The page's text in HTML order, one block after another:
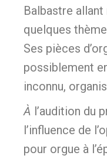
Balbastre allant
quelques
Ses pièces
possiblement
inconnu,
À l’audition du
l’influence de
pour orgue à